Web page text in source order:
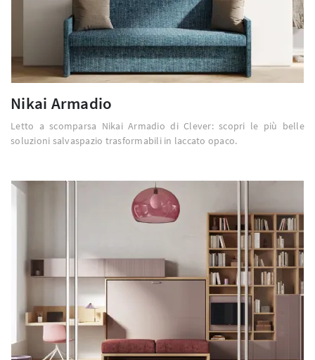
Nikai Armadio
Letto a scomparsa Nikai Armadio di Clever: scopri le più belle
soluzioni salvaspazio trasformabili in laccato opaco.